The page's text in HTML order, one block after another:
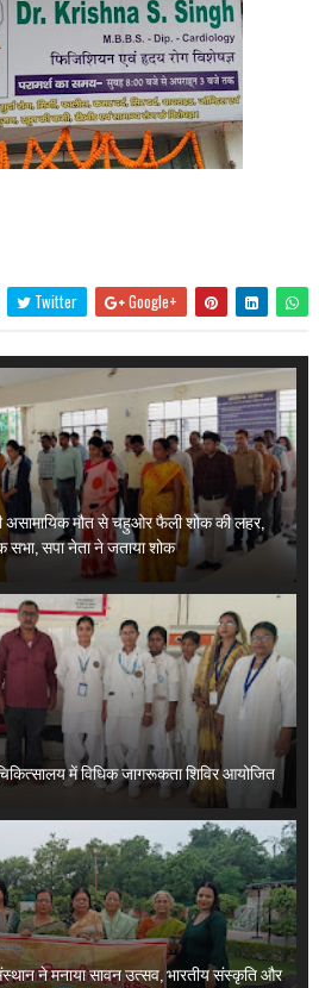
Twitter Google+
असामायिक मौत से चहुओर फैली शोक की लहर,
सभा, सपा नेता ने जताया शोक
में विधिक जागरूकता शिविर आयोजित
ने मनाया सावन उत्सव, भारतीय संस्कृति और